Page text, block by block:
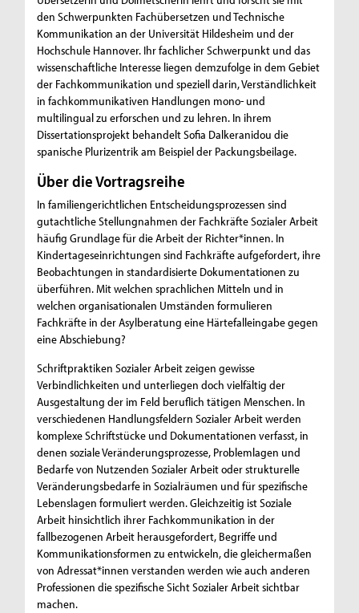
den Schwerpunkten Fachübersetzen und Technische
Kommunikation an der Universität Hildesheim und der
Hochschule Hannover. Ihr fachlicher Schwerpunkt und das
wissenschaftliche Interesse liegen demzufolge in dem Gebiet
der Fachkommunikation und speziell darin, Verständlichkeit
in fachkommunikativen Handlungen mono- und
multilingual zu erforschen und zu lehren. In ihrem
Dissertationsprojekt behandelt Sofia Dalkeranidou die
spanische Plurizentrik am Beispiel der Packungsbeilage.
Über die Vortragsreihe
In familiengerichtlichen Entscheidungsprozessen sind
gutachtliche Stellungnahmen der Fachkräfte Sozialer Arbeit
häufig Grundlage für die Arbeit der Richter*innen. In
Kindertageseinrichtungen sind Fachkräfte aufgefordert, ihre
Beobachtungen in standardisierte Dokumentationen zu
überführen. Mit welchen sprachlichen Mitteln und in
welchen organisationalen Umständen formulieren
Fachkräfte in der Asylberatung eine Härtefalleingabe gegen
eine Abschiebung?
Schriftpraktiken Sozialer Arbeit zeigen gewisse
Verbindlichkeiten und unterliegen doch vielfältig der
Ausgestaltung der im Feld beruflich tätigen Menschen. In
verschiedenen Handlungsfeldern Sozialer Arbeit werden
komplexe Schriftstücke und Dokumentationen verfasst, in
denen soziale Veränderungsprozesse, Problemlagen und
Bedarfe von Nutzenden Sozialer Arbeit oder strukturelle
Veränderungsbedarfe in Sozialräumen und für spezifische
Lebenslagen formuliert werden. Gleichzeitig ist Soziale
Arbeit hinsichtlich ihrer Fachkommunikation in der
fallbezogenen Arbeit herausgefordert, Begriffe und
Kommunikationsformen zu entwickeln, die gleichermaßen
von Adressat*innen verstanden werden wie auch anderen
Professionen die spezifische Sicht Sozialer Arbeit sichtbar
machen.